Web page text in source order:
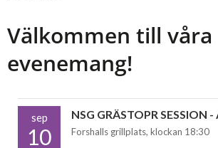
Välkommen till våra
evenemang!